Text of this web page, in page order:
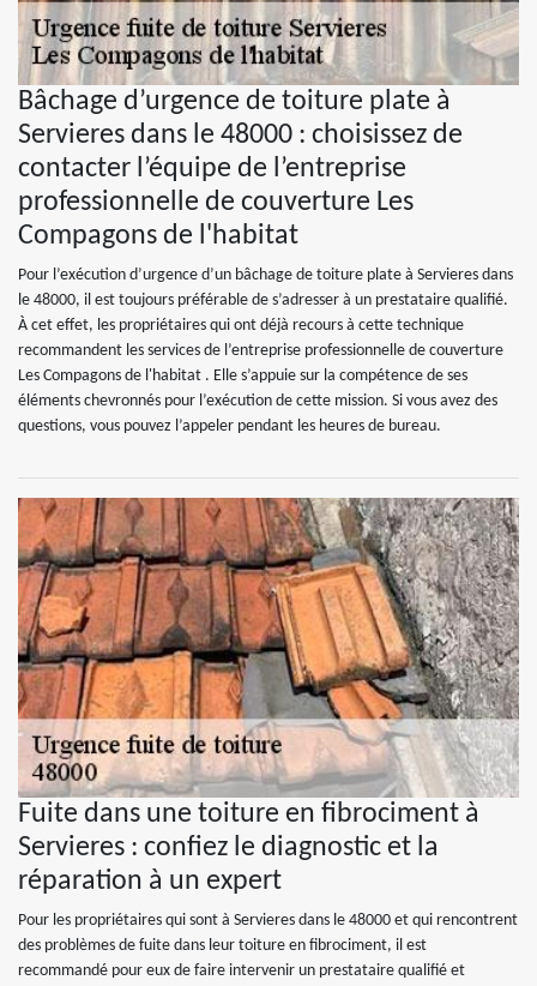
Bâchage d’urgence de toiture plate à
Servieres dans le 48000 : choisissez de
contacter l’équipe de l’entreprise
professionnelle de couverture Les
Compagons de l'habitat
Pour l’exécution d’urgence d’un bâchage de toiture plate à Servieres dans
le 48000, il est toujours préférable de s’adresser à un prestataire qualifié.
À cet effet, les propriétaires qui ont déjà recours à cette technique
recommandent les services de l’entreprise professionnelle de couverture
Les Compagons de l'habitat . Elle s’appuie sur la compétence de ses
éléments chevronnés pour l’exécution de cette mission. Si vous avez des
questions, vous pouvez l’appeler pendant les heures de bureau.
Fuite dans une toiture en fibrociment à
Servieres : confiez le diagnostic et la
réparation à un expert
Pour les propriétaires qui sont à Servieres dans le 48000 et qui rencontrent
des problèmes de fuite dans leur toiture en fibrociment, il est
recommandé pour eux de faire intervenir un prestataire qualifié et